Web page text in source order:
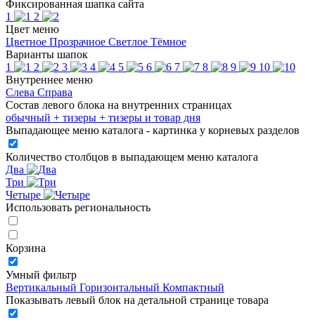
Фиксированная шапка сайта
1
2
Цвет меню
Цветное Прозрачное Светлое Тёмное
Варианты шапок
1
2 3 4 5 6 7 8 9
10
Внутреннее меню
Слева Справа
Состав левого блока на внутренних страницах
обычный + тизеры + тизеры и товар дня
Выпадающее меню каталога - картинка у корневых разделов
Количество столбцов в выпадающем меню каталога
Два
Три
Четыре
Использовать региональность
Корзина
Умный фильтр
Вертикальный Горизонтальный Компактный
Показывать левый блок на детальной странице товара